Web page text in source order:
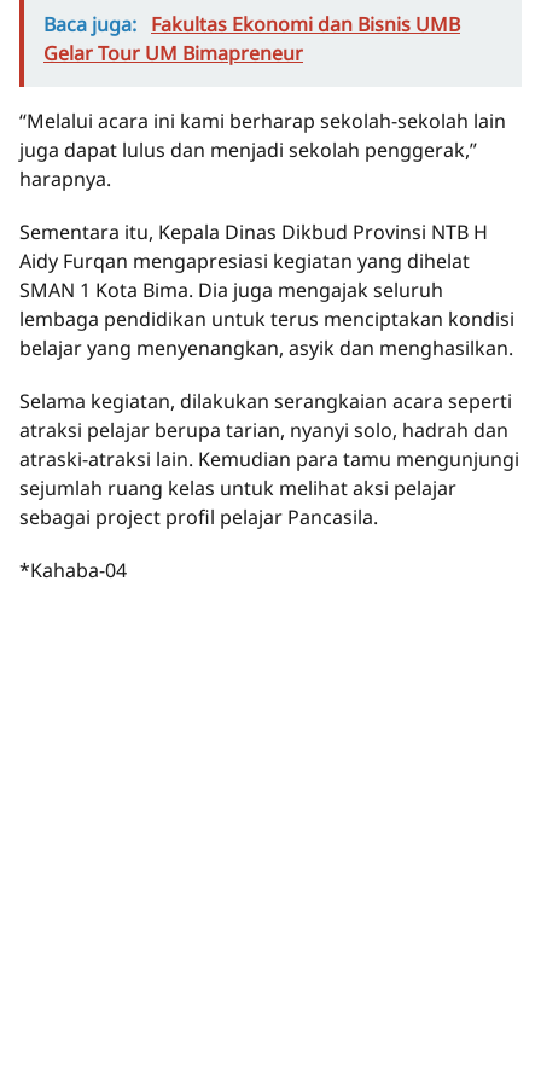
Baca juga: Fakultas Ekonomi dan Bisnis UMB
Gelar Tour UM Bimapreneur
“Melalui acara ini kami berharap sekolah-sekolah lain
juga dapat lulus dan menjadi sekolah penggerak,”
harapnya.
Sementara itu, Kepala Dinas Dikbud Provinsi NTB H
Aidy Furqan mengapresiasi kegiatan yang dihelat
SMAN 1 Kota Bima. Dia juga mengajak seluruh
lembaga pendidikan untuk terus menciptakan kondisi
belajar yang menyenangkan, asyik dan menghasilkan.
Selama kegiatan, dilakukan serangkaian acara seperti
atraksi pelajar berupa tarian, nyanyi solo, hadrah dan
atraski-atraksi lain. Kemudian para tamu mengunjungi
sejumlah ruang kelas untuk melihat aksi pelajar
sebagai project profil pelajar Pancasila.
*Kahaba-04